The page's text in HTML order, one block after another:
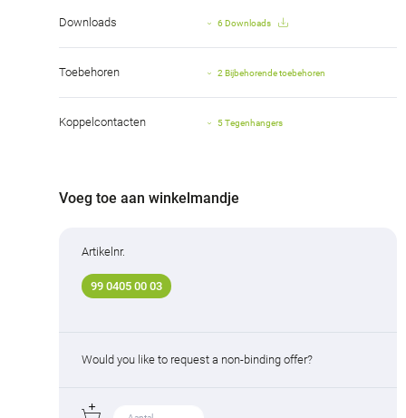
Downloads 6 Downloads
Toebehoren 2 Bijbehorende toebehoren
Koppelcontacten 5 Tegenhangers
Voeg toe aan winkelmandje
Artikelnr.
99 0405 00 03
Would you like to request a non-binding offer?